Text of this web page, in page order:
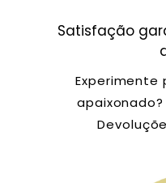
Satisfação
Experimente